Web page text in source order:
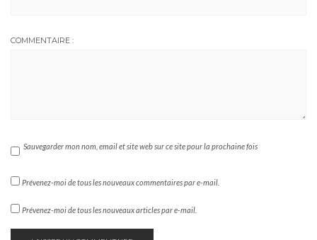
COMMENTAIRE :
Sauvegarder mon nom, email et site web sur ce site pour la prochaine fois
Prévenez-moi de tous les nouveaux commentaires par e-mail.
Prévenez-moi de tous les nouveaux articles par e-mail.